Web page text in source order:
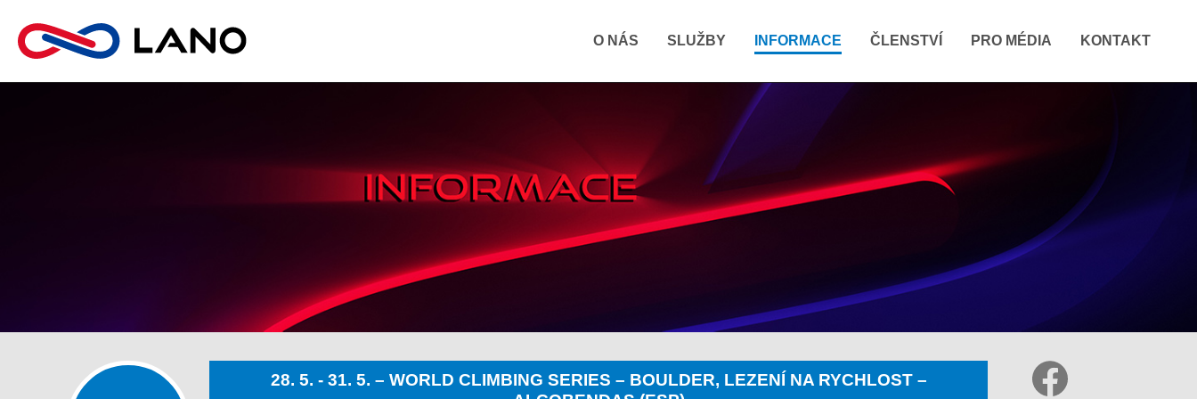
O NÁS SLUŽBY INFORMACE ČLENSTVÍ PRO MÉDIA KONTAKT
28. 5. - 31. 5. – WORLD CLIMBING SERIES – BOULDER, LEZENÍ NA RYCHLOST –